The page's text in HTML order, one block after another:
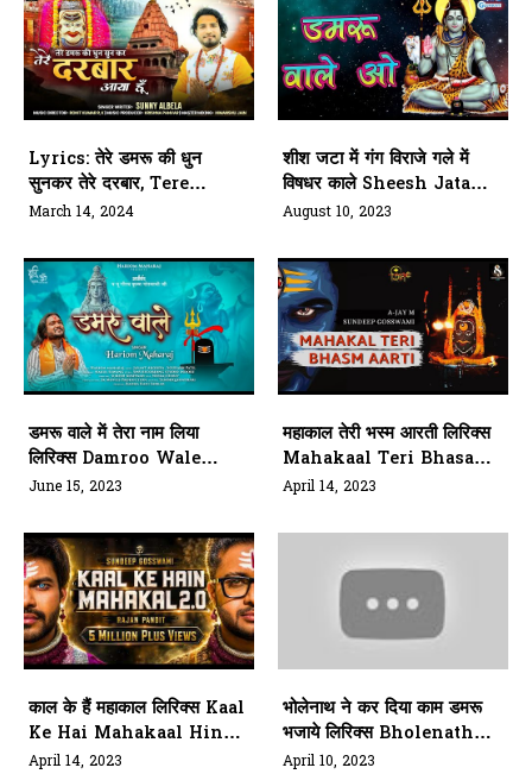
Lyrics: तेरे डमरू की धुन
सुनकर तेरे दरबार, Tere
Damru Ki Dhoon
Aaya Hun
March 14, 2024
शीश जटा में गंग विराजे गले में
विषधर काले Sheesh Jata
Me Gang Viraaje
August 10, 2023
डमरू वाले में तेरा नाम लिया
लिरिक्स Damroo Wale
Mein Tera Naam Liya
June 15, 2023
महाकाल तेरी भस्म आरती लिरिक्स
Mahakaal Teri Bhasam
Aarti Lyrics
April 14, 2023
काल के हैं महाकाल लिरिक्स Kaal
Ke Hai Mahakaal Hindi
Lyrics
April 14, 2023
भोलेनाथ ने कर दिया काम डमरू
भजाये लिरिक्स Bholenath
Ne Kar Diya Kaam
April 10, 2023